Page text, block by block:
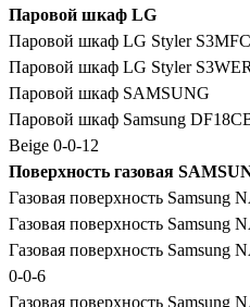
Паровой шкаф LG
Паровой шкаф LG Styler
Паровой шкаф LG Styler
Паровой шкаф SAMSUNG
Паровой шкаф Samsung
Beige 0-0-12
Поверхность газовая
Газовая поверхность
Газовая поверхность
Газовая поверхность
0-0-6
Газовая поверхность Samsung